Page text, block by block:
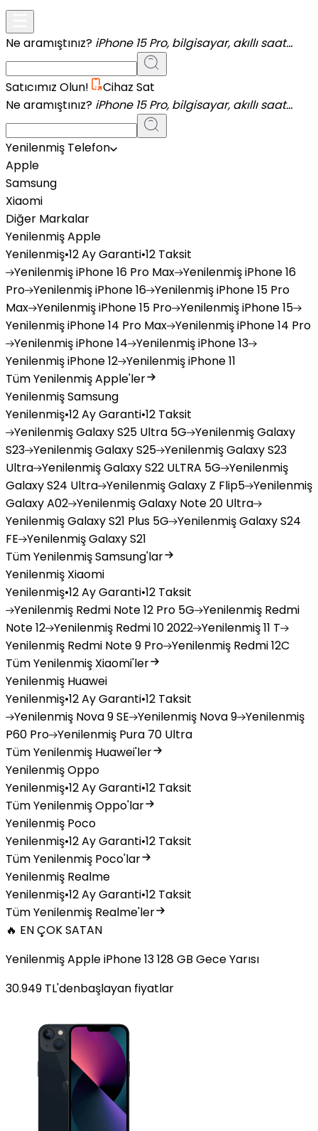
Ne aramıştınız? iPhone 15 Pro, bilgisayar, akıllı saat...
Satıcımız Olun!
Cihaz Sat
Ne aramıştınız? iPhone 15 Pro, bilgisayar, akıllı saat...
Yenilenmiş Telefon
Apple
Samsung
Xiaomi
Diğer Markalar
Yenilenmiş Apple
Yenilenmiş•12 Ay Garanti•12 Taksit
YenilenmişiPhone 16 Pro Max YenilenmişiPhone 16
Pro YenilenmişiPhone 16 YenilenmişiPhone 15 Pro
Max YenilenmişiPhone 15 Pro YenilenmişiPhone 15
YenilenmişiPhone 14 Pro Max YenilenmişiPhone 14 Pro
YenilenmişiPhone 14 YenilenmişiPhone 13
YenilenmişiPhone 12 YenilenmişiPhone 11
Tüm Yenilenmiş Apple'ler
Yenilenmiş Samsung
Yenilenmiş•12 Ay Garanti•12 Taksit
YenilenmişGalaxy S25 Ultra 5G YenilenmişGalaxy
S23 YenilenmişGalaxy S25 YenilenmişGalaxy S23
Ultra YenilenmişGalaxy S22 ULTRA 5G Yenilenmiş
Galaxy S24 Ultra YenilenmişGalaxy Z Flip5 Yenilenmiş
Galaxy A02 YenilenmişGalaxy Note 20 Ultra
YenilenmişGalaxy S21 Plus 5G YenilenmişGalaxy S24
FE YenilenmişGalaxy S21
Tüm Yenilenmiş Samsung'lar
Yenilenmiş Xiaomi
Yenilenmiş•12 Ay Garanti•12 Taksit
Yenilenmiş Redmi Note 12 Pro 5G Yenilenmiş Redmi
Note 12 Yenilenmiş Redmi 10 2022 Yenilenmiş11 T
Yenilenmiş Redmi Note 9 Pro Yenilenmiş Redmi 12C
Tüm Yenilenmiş Xiaomi'ler
Yenilenmiş Huawei
Yenilenmiş•12 Ay Garanti•12 Taksit
Yenilenmiş Nova 9 SE Yenilenmiş Nova 9 Yenilenmiş
P60 Pro Yenilenmiş Pura 70 Ultra
Tüm Yenilenmiş Huawei'ler
Yenilenmiş Oppo
Yenilenmiş•12 Ay Garanti•12 Taksit
Tüm Yenilenmiş Oppo'lar
Yenilenmiş Poco
Yenilenmiş•12 Ay Garanti•12 Taksit
Tüm Yenilenmiş Poco'lar
Yenilenmiş Realme
Yenilenmiş•12 Ay Garanti•12 Taksit
Tüm Yenilenmiş Realme'ler
🔥 EN ÇOK SATAN
Yenilenmiş Apple iPhone 13 128 GB Gece Yarısı
30.949 TL'denbaşlayan fiyatlar